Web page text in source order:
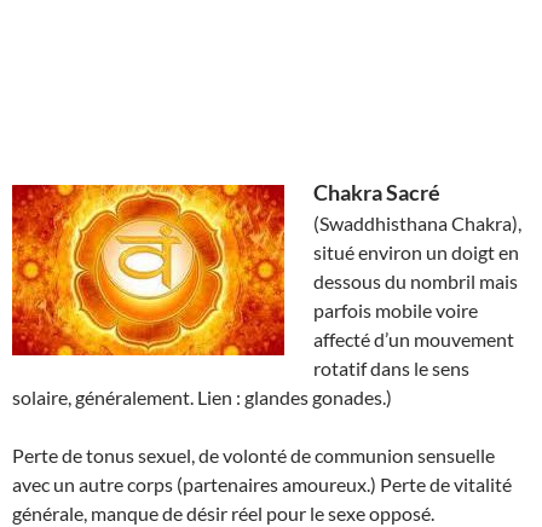
Chakra Sacré
(Swaddhisthana Chakra),
situé environ un doigt en
dessous du nombril mais
parfois mobile voire
affecté d’un mouvement
rotatif dans le sens
solaire, généralement. Lien : glandes gonades.)
Perte de tonus sexuel, de volonté de communion sensuelle
avec un autre corps (partenaires amoureux.) Perte de vitalité
générale, manque de désir réel pour le sexe opposé.